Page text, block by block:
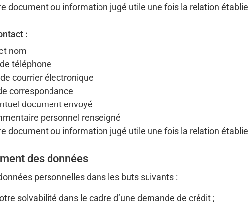
document ou information jugé utile une fois la relation établie
:
nom
téléphone
courrier électronique
correspondance
document envoyé
personnel renseigné
document ou information jugé utile une fois la relation établie
des données
personnelles dans les buts suivants :
solvabilité dans le cadre d’une demande de crédit ;